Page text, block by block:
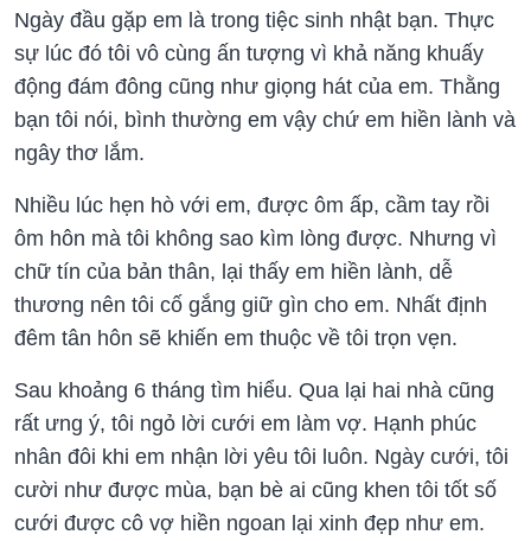
Ngày đầu gặp em là trong tiệc sinh nhật bạn. Thực
sự lúc đó tôi vô cùng ấn tượng vì khả năng khuấy
động đám đông cũng như giọng hát của em. Thằng
bạn tôi nói, bình thường em vậy chứ em hiền lành và
ngây thơ lắm.
Nhiều lúc hẹn hò với em, được ôm ấp, cầm tay rồi
ôm hôn mà tôi không sao kìm lòng được. Nhưng vì
chữ tín của bản thân, lại thấy em hiền lành, dễ
thương nên tôi cố gắng giữ gìn cho em. Nhất định
đêm tân hôn sẽ khiến em thuộc về tôi trọn vẹn.
Sau khoảng 6 tháng tìm hiểu. Qua lại hai nhà cũng
rất ưng ý, tôi ngỏ lời cưới em làm vợ. Hạnh phúc
nhân đôi khi em nhận lời yêu tôi luôn. Ngày cưới, tôi
cười như được mùa, bạn bè ai cũng khen tôi tốt số
cưới được cô vợ hiền ngoan lại xinh đẹp như em.